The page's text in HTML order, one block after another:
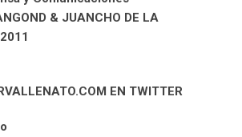
& JUANCHO DE LA
EN TWITTER